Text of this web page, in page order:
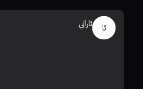
ئا ئاراني